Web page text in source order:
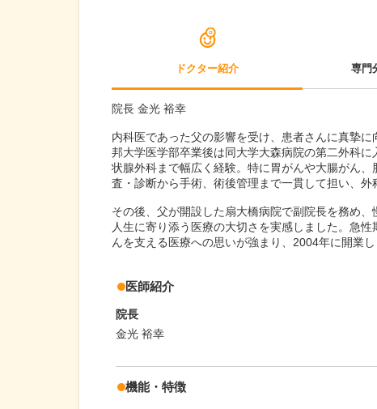
ドクター紹介 専門
院長 金光 裕幸
内科医であった父の影響を受け、患者さんに真摯
邦大学医学部卒業後は同大学大森病院の第二外科
状腺外科まで幅広く経験。特に胃がんや大腸がん
査・診断から手術、術後管理まで一貫して担い、外
その後、父が開設した扇大橋病院で副院長を務め
人生に寄り添う医療の大切さを実感しました。急
んを支える医療への思いが強まり、2004年に開業し
医師紹介
院長
金光 裕幸
機能・特徴